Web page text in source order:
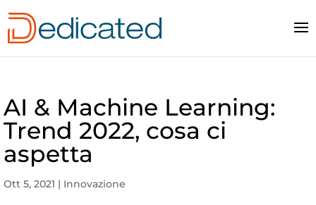
AI & Machine Learning:
Trend 2022, cosa ci
aspetta
Ott 5, 2021 | Innovazione